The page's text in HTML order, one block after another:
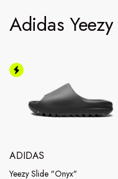
Adidas
ADIDAS
Yeezy Slide "Onyx"